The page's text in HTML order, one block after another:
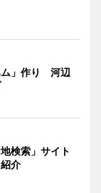
ム」作り 河辺
検索」サイト
介